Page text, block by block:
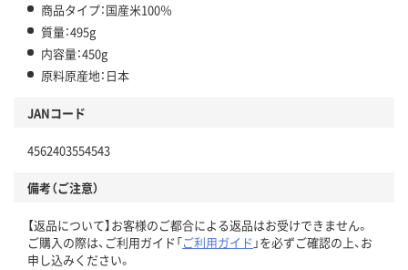
商品タイプ：国産米100％
質量：495g
内容量：450g
原料原産地：日本
JANコード
4562403554543
備考（ご注意）
【返品について】お客様のご都合による返品はお受けできません。
ご購入の際は、ご利用ガイド「ご利用ガイド 」を必ずご確認の上、お
申し込みください。